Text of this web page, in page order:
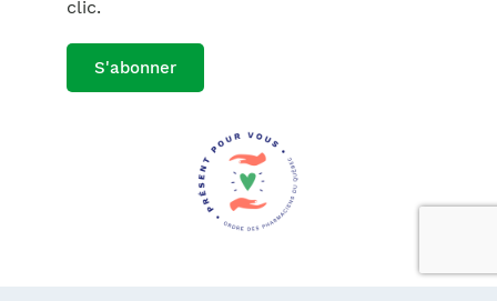
clic.
S'abonner